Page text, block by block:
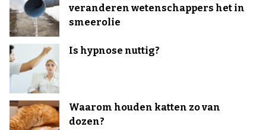
veranderen wetenschappers het in
smeerolie
Is hypnose nuttig?
Waarom houden katten zo van
dozen?